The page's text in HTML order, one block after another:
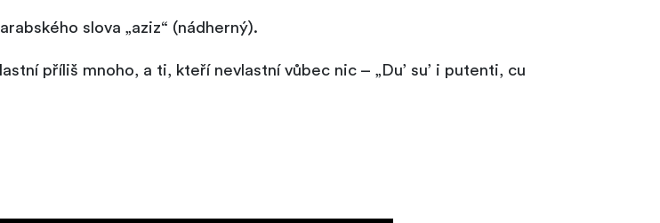
slova „aziz“ (nádherný).
příliš mnoho, a ti, kteří nevlastní vůbec nic – „Du’ su’ i putenti, cu